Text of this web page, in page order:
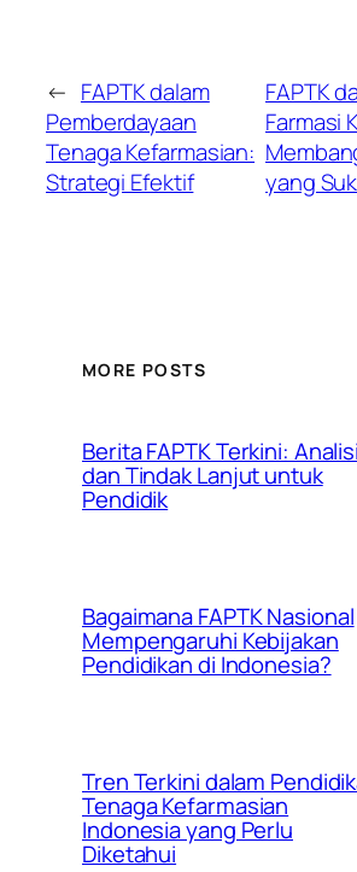
← FAPTK dalam
Pemberdayaan
Tenaga Kefarmasian:
Strategi Efektif
FAPTK
Farmasi
yang
MORE POSTS
Berita FAPTK Terkini:
dan Tindak Lanjut untuk
Pendidik
Bagaimana FAPTK Nasional
Mempengaruhi Kebijakan
Pendidikan di Indonesia?
Tren Terkini dalam
Tenaga Kefarmasian
Indonesia yang Perlu
Diketahui